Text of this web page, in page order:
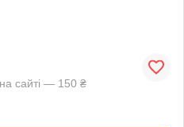
сайті — 150 ₴